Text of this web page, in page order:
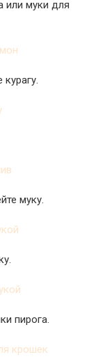
или муки для
муку.
пирога.